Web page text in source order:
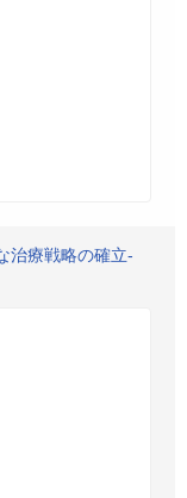
治療戦略の確立-